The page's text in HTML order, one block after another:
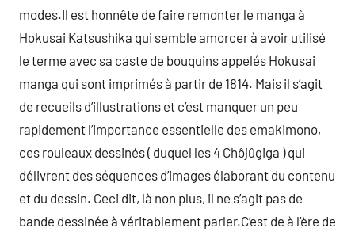
modes.Il est honnête de faire remonter le manga à
Hokusai Katsushika qui semble amorcer à avoir utilisé
le terme avec sa caste de bouquins appelés Hokusai
manga qui sont imprimés à partir de 1814. Mais il s’agit
de recueils d’illustrations et c’est manquer un peu
rapidement l’importance essentielle des emakimono,
ces rouleaux dessinés ( duquel les 4 Chôjûgiga ) qui
délivrent des séquences d’images élaborant du contenu
et du dessin. Ceci dit, là non plus, il ne s’agit pas de
bande dessinée à véritablement parler.C’est de à l’ère de